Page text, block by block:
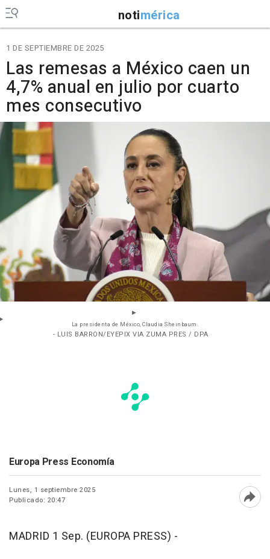
notimérica
1 DE SEPTIEMBRE DE 2025
Las remesas a México caen un
4,7% anual en julio por cuarto
mes consecutivo
La presidenta de México, Claudia Sheinbaum.
- LUIS BARRON/EYEPIX VIA ZUMA PRES / DPA
Europa Press Economía
Lunes, 1 septiembre 2025
Publicado: 20:47
MADRID 1 Sep. (EUROPA PRESS) -